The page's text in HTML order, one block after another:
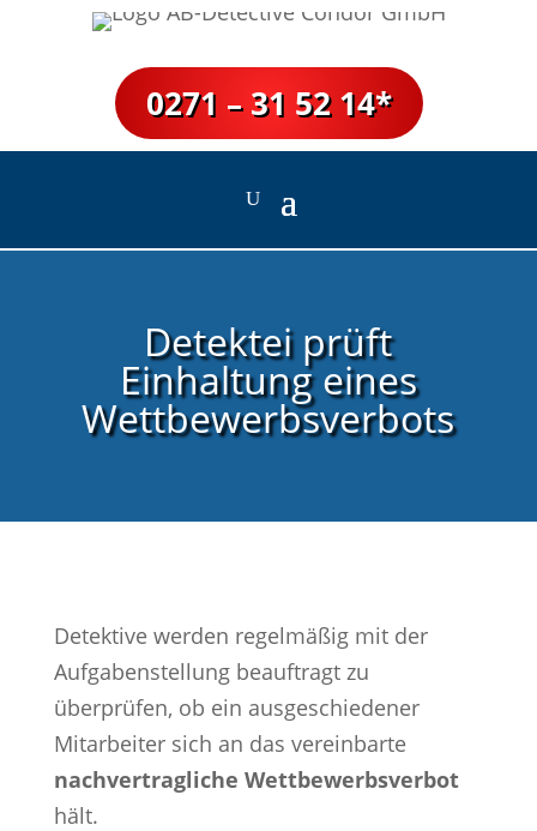
0271 – 31 52 14*
Detektei prüft
Einhaltung eines
Wettbewerbsverbots
Detektive werden regelmäßig mit der
Aufgabenstellung beauftragt zu
überprüfen, ob ein ausgeschiedener
Mitarbeiter sich an das vereinbarte
nachvertragliche Wettbewerbsverbot
hält.